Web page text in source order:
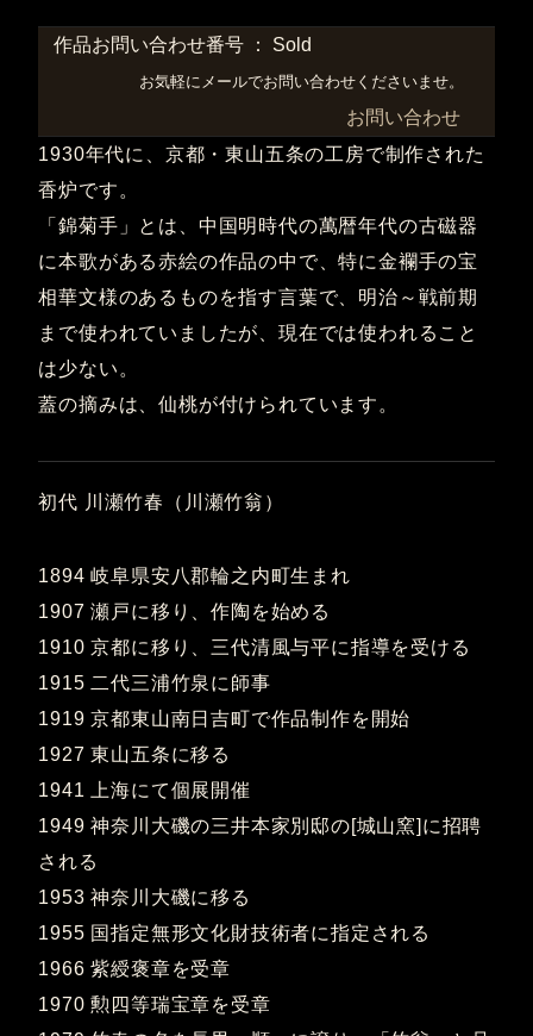
作品お問い合わせ番号 ： Sold
お気軽にメールでお問い合わせくださいませ。
お問い合わせ
1930年代に、京都・東山五条の工房で制作された
香炉です。
「錦菊手」とは、中国明時代の萬暦年代の古磁器
に本歌がある赤絵の作品の中で、特に金襴手の宝
相華文様のあるものを指す言葉で、明治～戦前期
まで使われていましたが、現在では使われること
は少ない。
蓋の摘みは、仙桃が付けられています。
初代 川瀬竹春（川瀬竹翁）
1894 岐阜県安八郡輪之内町生まれ
1907 瀬戸に移り、作陶を始める
1910 京都に移り、三代清風与平に指導を受ける
1915 二代三浦竹泉に師事
1919 京都東山南日吉町で作品制作を開始
1927 東山五条に移る
1941 上海にて個展開催
1949 神奈川大磯の三井本家別邸の[城山窯]に招聘
される
1953 神奈川大磯に移る
1955 国指定無形文化財技術者に指定される
1966 紫綬褒章を受章
1970 勲四等瑞宝章を受章